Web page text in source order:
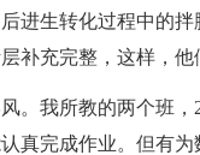
进生转化过程中的
补充完整，这样，
我所教的两个班，
真完成作业。但有